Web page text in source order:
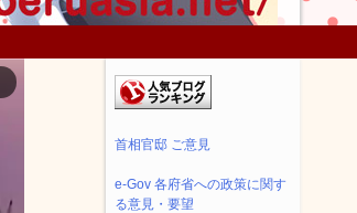
首相官邸 ご意見
e-Gov 各府省への政策に関す
る意見・要望